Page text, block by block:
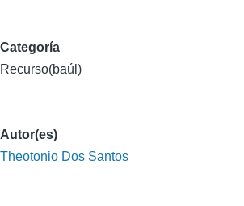
Categoría
Recurso(baúl)
Autor(es)
Theotonio Dos Santos